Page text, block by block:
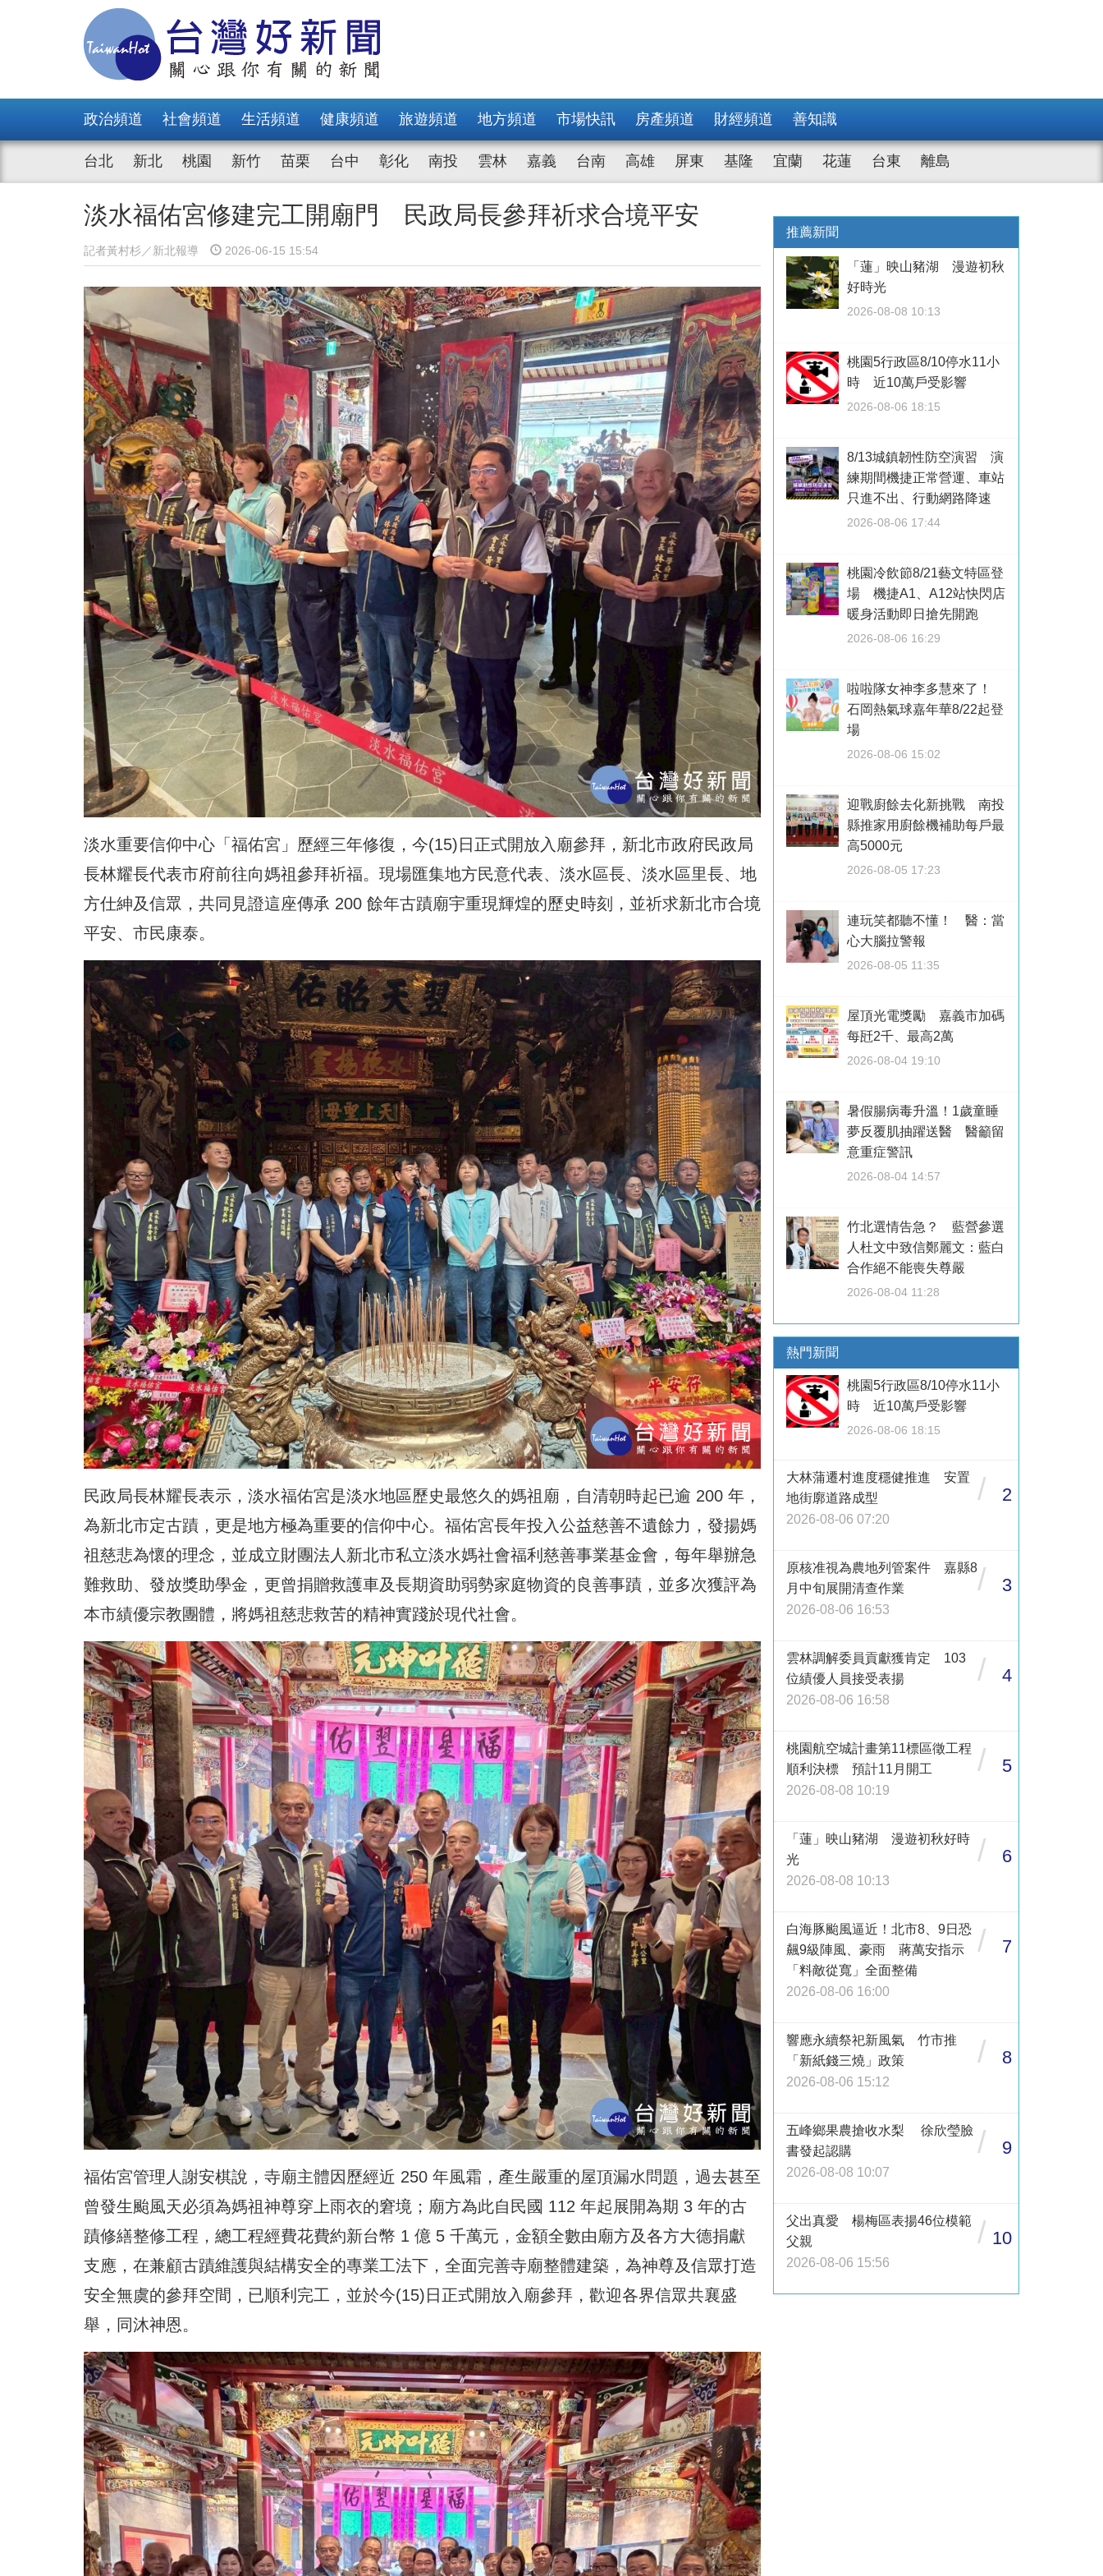
政治頻道 社會頻道 生活頻道 健康頻道 旅遊頻道 地方頻道 市場快訊 房產頻道 財經頻道 善知識
台北 新北 桃園 新竹 苗栗 台中 彰化 南投 雲林 嘉義 台南 高雄 屏東 基隆 宜蘭 花蓮 台東 離島
淡水福佑宮修建完工開廟門 民政局長參拜祈求合境平安
記者黃村杉／新北報導 2026-06-15 15:54
淡水重要信仰中心「福佑宮」歷經三年修復，今(15)日正式開放入廟參拜，新北市政府民政局
長林耀長代表市府前往向媽祖參拜祈福。現場匯集地方民意代表、淡水區長、淡水區里長、地
方仕紳及信眾，共同見證這座傳承 200 餘年古蹟廟宇重現輝煌的歷史時刻，並祈求新北市合境
平安、市民康泰。
民政局長林耀長表示，淡水福佑宮是淡水地區歷史最悠久的媽祖廟，自清朝時起已逾 200 年，
為新北市定古蹟，更是地方極為重要的信仰中心。福佑宮長年投入公益慈善不遺餘力，發揚媽
祖慈悲為懷的理念，並成立財團法人新北市私立淡水媽社會福利慈善事業基金會，每年舉辦急
難救助、發放獎助學金，更曾捐贈救護車及長期資助弱勢家庭物資的良善事蹟，並多次獲評為
本市績優宗教團體，將媽祖慈悲救苦的精神實踐於現代社會。
福佑宮管理人謝安棋說，寺廟主體因歷經近 250 年風霜，產生嚴重的屋頂漏水問題，過去甚至
曾發生颱風天必須為媽祖神尊穿上雨衣的窘境；廟方為此自民國 112 年起展開為期 3 年的古
蹟修繕整修工程，總工程經費花費約新台幣 1 億 5 千萬元，金額全數由廟方及各方大德捐獻
支應，在兼顧古蹟維護與結構安全的專業工法下，全面完善寺廟整體建築，為神尊及信眾打造
安全無虞的參拜空間，已順利完工，並於今(15)日正式開放入廟參拜，歡迎各界信眾共襄盛
舉，同沐神恩。
推薦新聞
「蓮」映山豬湖 漫遊初秋
好時光
2026-08-08 10:13
桃園5行政區8/10停水11小
時 近10萬戶受影響
2026-08-06 18:15
8/13城鎮韌性防空演習 演
練期間機捷正常營運、車站
只進不出、行動網路降速
2026-08-06 17:44
桃園冷飲節8/21藝文特區登
場 機捷A1、A12站快閃店
暖身活動即日搶先開跑
2026-08-06 16:29
啦啦隊女神李多慧來了！
石岡熱氣球嘉年華8/22起登
場
2026-08-06 15:02
迎戰廚餘去化新挑戰 南投
縣推家用廚餘機補助每戶最
高5000元
2026-08-05 17:23
連玩笑都聽不懂！ 醫：當
心大腦拉警報
2026-08-05 11:35
屋頂光電獎勵 嘉義市加碼
每瓩2千、最高2萬
2026-08-04 19:10
暑假腸病毒升溫！1歲童睡
夢反覆肌抽躍送醫 醫籲留
意重症警訊
2026-08-04 14:57
竹北選情告急？ 藍營參選
人杜文中致信鄭麗文：藍白
合作絕不能喪失尊嚴
2026-08-04 11:28
熱門新聞
桃園5行政區8/10停水11小
時 近10萬戶受影響
2026-08-06 18:15
大林蒲遷村進度穩健推進 安置
地街廓道路成型
2026-08-06 07:20
/ 2
原核准視為農地列管案件 嘉縣8
月中旬展開清查作業
2026-08-06 16:53
/ 3
雲林調解委員貢獻獲肯定 103
位績優人員接受表揚
2026-08-06 16:58
/ 4
桃園航空城計畫第11標區徵工程
順利決標 預計11月開工
2026-08-08 10:19
/ 5
「蓮」映山豬湖 漫遊初秋好時
光
2026-08-08 10:13
/ 6
白海豚颱風逼近！北市8、9日恐
飆9級陣風、豪雨 蔣萬安指示
「料敵從寬」全面整備
2026-08-06 16:00
/ 7
響應永續祭祀新風氣 竹市推
「新紙錢三燒」政策
2026-08-06 15:12
/ 8
五峰鄉果農搶收水梨 徐欣瑩臉
書發起認購
2026-08-08 10:07
/ 9
父出真愛 楊梅區表揚46位模範
父親
2026-08-06 15:56
/ 10